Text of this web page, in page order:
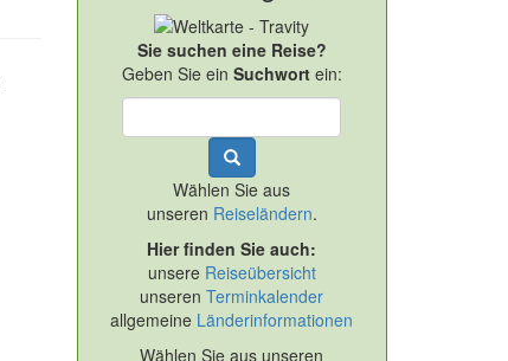
Sie suchen eine Reise?
Geben Sie ein Suchwortein:
Wählen Sie aus
unseren Reiseländern.
Hier finden Sie auch:
unsere Reiseübersicht
unserenTerminkalender
allgemeine Länderinformationen
Wählen Sie aus unseren